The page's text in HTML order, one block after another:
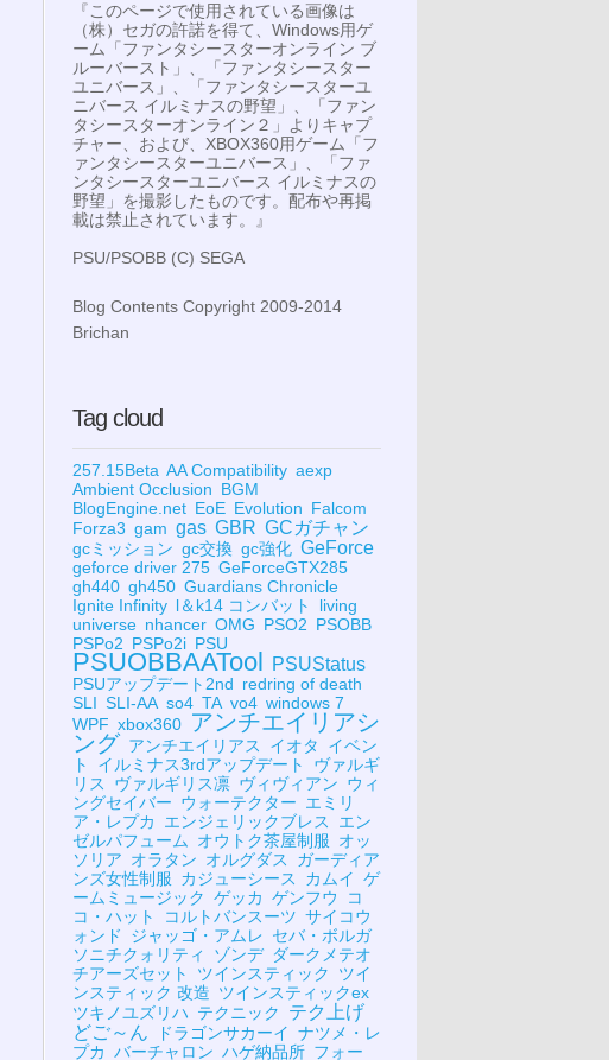
『このページで使用されている画像は
（株）セガの許諾を得て、Windows用ゲ
ーム「ファンタシースターオンライン ブ
ルーバースト」、「ファンタシースター
ユニバース」、「ファンタシースターユ
ニバース イルミナスの野望」、「ファン
タシースターオンライン２」よりキャプ
チャー、および、XBOX360用ゲーム「フ
ァンタシースターユニバース」、「ファ
ンタシースターユニバース イルミナスの
野望」を撮影したものです。配布や再掲
載は禁止されています。』
PSU/PSOBB (C) SEGA
Blog Contents Copyright 2009-2014
Brichan
Tag cloud
257.15Beta AA Compatibility aexp
Ambient Occlusion BGM
BlogEngine.net EoE Evolution Falcom
Forza3 gam gas GBR GCガチャン
gcミッション gc交換 gc強化 GeForce
geforce driver 275 GeForceGTX285
gh440 gh450 Guardians Chronicle
Ignite Infinity l＆k14 コンバット
living
universe nhancer OMG PSO2 PSOBB
PSPo2 PSPo2i PSU
PSUOBBAATool PSUStatus
PSUアップデート2nd redring of death
SLI SLI-AA so4 TA vo4 windows 7
WPF xbox360 アンチエイリアシ
ング アンチエイリアス イオタ
イベン
ト
イルミナス3rdアップデート
ヴァルギ
リス
ヴァルギリス凛 ヴィヴィアン ウィ
ングセイバー ウォーテクター エミリ
ア・レプカ
エンジェリックブレス
エン
ゼルパフューム
オウトク茶屋制服 オッ
ソリア オラタン オルグダス
ガーディア
ンズ女性制服 カジューシース カムイ ゲ
ームミュージック ゲッカ ゲンフウ
コ
コ・ハット
コルトバンスーツ サイコウ
ォンド
ジャッゴ・アムレ セバ・ボルガ
ソニチクォリティ
ゾンデ ダークメテオ
チアーズセット
ツインスティック
ツイ
ンスティック 改造 ツインスティックex
ツキノユズリハ テクニック
テク上げ
どご～ん
ドラゴンサカーイ ナツメ・レ
プカ バーチャロン ハゲ納品所 フォー